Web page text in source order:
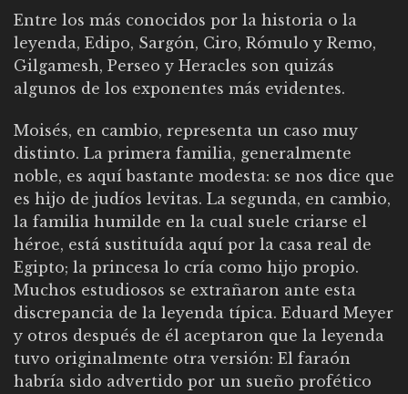
Entre los más conocidos por la historia o la
leyenda, Edipo, Sargón, Ciro, Rómulo y Remo,
Gilgamesh, Perseo y Heracles son quizás
algunos de los exponentes más evidentes.
Moisés, en cambio, representa un caso muy
distinto. La primera familia, generalmente
noble, es aquí bastante modesta: se nos dice que
es hijo de judíos levitas. La segunda, en cambio,
la familia humilde en la cual suele criarse el
héroe, está sustituída aquí por la casa real de
Egipto; la princesa lo cría como hijo propio.
Muchos estudiosos se extrañaron ante esta
discrepancia de la leyenda típica. Eduard Meyer
y otros después de él aceptaron que la leyenda
tuvo originalmente otra versión: El faraón
habría sido advertido por un sueño profético